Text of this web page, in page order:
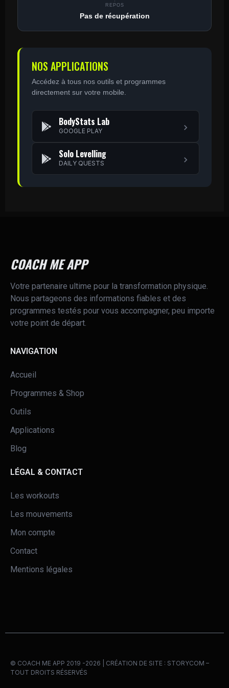
REPOS
Pas de récupération
NOS APPLICATIONS
Accédez à tous nos outils et programmes
directement sur votre mobile.
BodyStats Lab
GOOGLE PLAY
Solo Levelling
DAILY QUESTS
COACH ME APP
Votre partenaire ultime pour la transformation physique.
Nous partageons des informations fiables et des
programmes testés pour vous accompagner, peu importe
votre point de départ.
NAVIGATION
Accueil
Programmes & Shop
Outils
Applications
Blog
LÉGAL & CONTACT
Les workouts
Les mouvements
Mon compte
Contact
Mentions légales
© COACH ME APP 2019 -2026 | CRÉATION DE SITE : STORYCOM –
TOUT DROITS RÉSERVÉS